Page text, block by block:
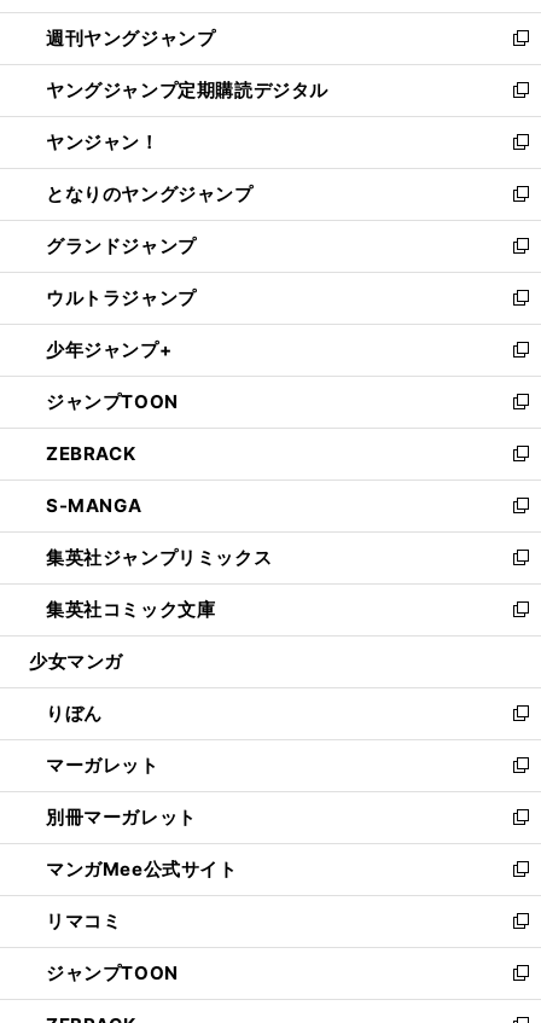
開
く
ウ
で
開
く
ン
ド
ウ
で
開
く
ウ
ィ
ン
ド
ウ
で
開
く
週刊ヤングジャンプ
新
し
い
ウ
ィ
ン
ド
ウ
で
開
く
ヤングジャンプ定期購読デジタル
新
し
い
ウ
ィ
ン
ド
ウ
で
開
く
ヤンジャン！
新
し
い
ウ
ィ
ン
ド
ウ
で
開
く
となりのヤングジャンプ
新
し
い
ウ
ィ
ン
ド
ウ
で
開
く
グランドジャンプ
新
し
い
ウ
ィ
ン
ド
ウ
で
開
く
ウルトラジャンプ
新
し
い
ウ
ィ
ン
ド
ウ
で
開
く
少年ジャンプ+
新
し
い
ウ
ィ
ン
ド
ウ
で
開
く
ジャンプTOON
新
し
い
ウ
ィ
ン
ド
ウ
で
開
ZEBRACK
新
し
い
ウ
ィ
ン
ド
ウ
開
く
S-MANGA
新
し
い
ウ
ィ
ン
ウ
で
開
く
集英社ジャンプリミックス
新
し
い
ウ
ン
ド
ウ
で
開
く
集英社コミック文庫
新
し
ウ
ィ
ン
ド
ウ
で
開
く
少女マンガ
りぼん
新
し
い
ウ
ィ
ン
ド
ウ
で
開
く
マーガレット
新
し
い
ウ
ィ
ン
ド
ウ
で
開
別冊マーガレット
新
し
い
ウ
ィ
ン
ド
ウ
マンガMee公式サイト
新
し
い
ウ
ィ
ン
リマコミ
新
し
い
ウ
ジャンプTOON
新
し